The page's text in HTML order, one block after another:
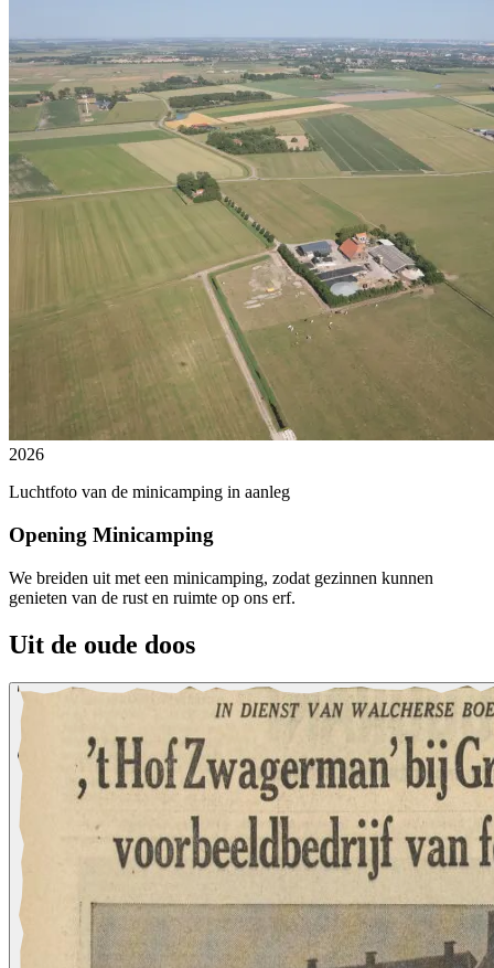
2026
Luchtfoto van de minicamping in aanleg
Opening Minicamping
We breiden uit met een minicamping, zodat gezinnen kunnen
genieten van de rust en ruimte op ons erf.
Uit de oude doos